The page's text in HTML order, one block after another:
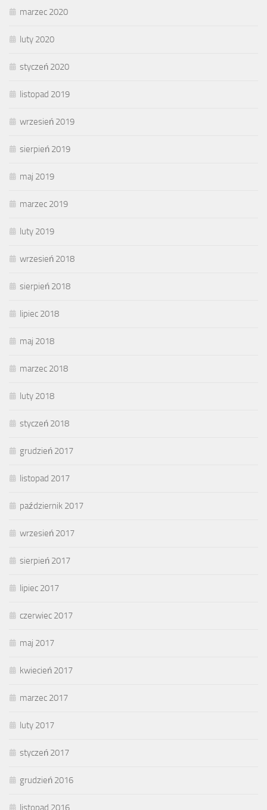
marzec 2020
luty 2020
styczeń 2020
listopad 2019
wrzesień 2019
sierpień 2019
maj 2019
marzec 2019
luty 2019
wrzesień 2018
sierpień 2018
lipiec 2018
maj 2018
marzec 2018
luty 2018
styczeń 2018
grudzień 2017
listopad 2017
październik 2017
wrzesień 2017
sierpień 2017
lipiec 2017
czerwiec 2017
maj 2017
kwiecień 2017
marzec 2017
luty 2017
styczeń 2017
grudzień 2016
listopad 2016